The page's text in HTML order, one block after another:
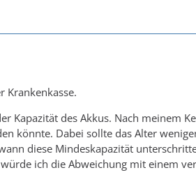
Krankenkasse.
Kapazität des Akkus. Nach meinem
könnte. Dabei sollte das Alter
diese Mindeskapazität
ich die Abweichung mit einem